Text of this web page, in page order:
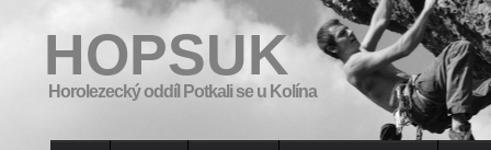
HOPSUK
Horolezecký oddíl Potkali se u Kolína